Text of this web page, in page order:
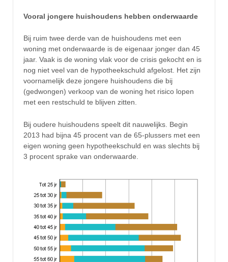
Vooral jongere huishoudens hebben onderwaarde
Bij ruim twee derde van de huishoudens met een
woning met onderwaarde is de eigenaar jonger dan 45
jaar. Vaak is de woning vlak voor de crisis gekocht en is
nog niet veel van de hypotheekschuld afgelost. Het zijn
voornamelijk deze jongere huishoudens die bij
(gedwongen) verkoop van de woning het risico lopen
met een restschuld te blijven zitten.
Bij oudere huishoudens speelt dit nauwelijks. Begin
2013 had bijna 45 procent van de 65-plussers met een
eigen woning geen hypotheekschuld en was slechts bij
3 procent sprake van onderwaarde.